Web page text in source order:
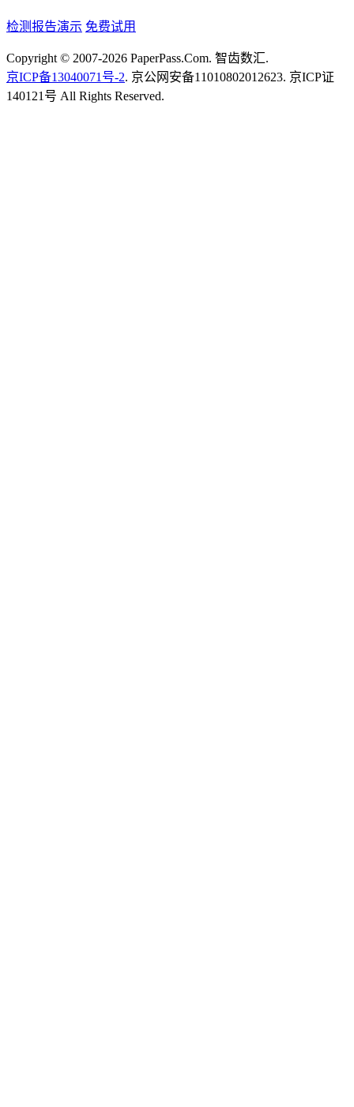
检测报告演示 免费试用
Copyright © 2007-2026 PaperPass.Com. 智齿数汇.
京ICP备13040071号-2. 京公网安备11010802012623. 京ICP证
140121号 All Rights Reserved.